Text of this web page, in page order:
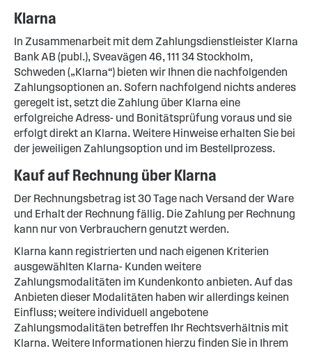
Klarna
In Zusammenarbeit mit dem Zahlungsdienstleister Klarna
Bank AB (publ.), Sveavägen 46, 111 34 Stockholm,
Schweden („Klarna“) bieten wir Ihnen die nachfolgenden
Zahlungsoptionen an. Sofern nachfolgend nichts anderes
geregelt ist, setzt die Zahlung über Klarna eine
erfolgreiche Adress- und Bonitätsprüfung voraus und sie
erfolgt direkt an Klarna. Weitere Hinweise erhalten Sie bei
der jeweiligen Zahlungsoption und im Bestellprozess.
Kauf auf Rechnung über Klarna
Der Rechnungsbetrag ist 30 Tage nach Versand der Ware
und Erhalt der Rechnung fällig. Die Zahlung per Rechnung
kann nur von Verbrauchern genutzt werden.
Klarna kann registrierten und nach eigenen Kriterien
ausgewählten Klarna- Kunden weitere
Zahlungsmodalitäten im Kundenkonto anbieten. Auf das
Anbieten dieser Modalitäten haben wir allerdings keinen
Einfluss; weitere individuell angebotene
Zahlungsmodalitäten betreffen Ihr Rechtsverhältnis mit
Klarna. Weitere Informationen hierzu finden Sie in Ihrem